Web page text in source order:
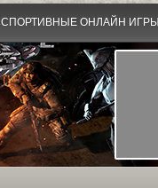
СПОРТИВНЫЕ ОНЛАЙН ИГРЫ